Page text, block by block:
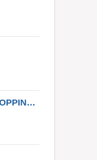
BANCO DE TALENTOS - SHOPPING LEBLON, RJ